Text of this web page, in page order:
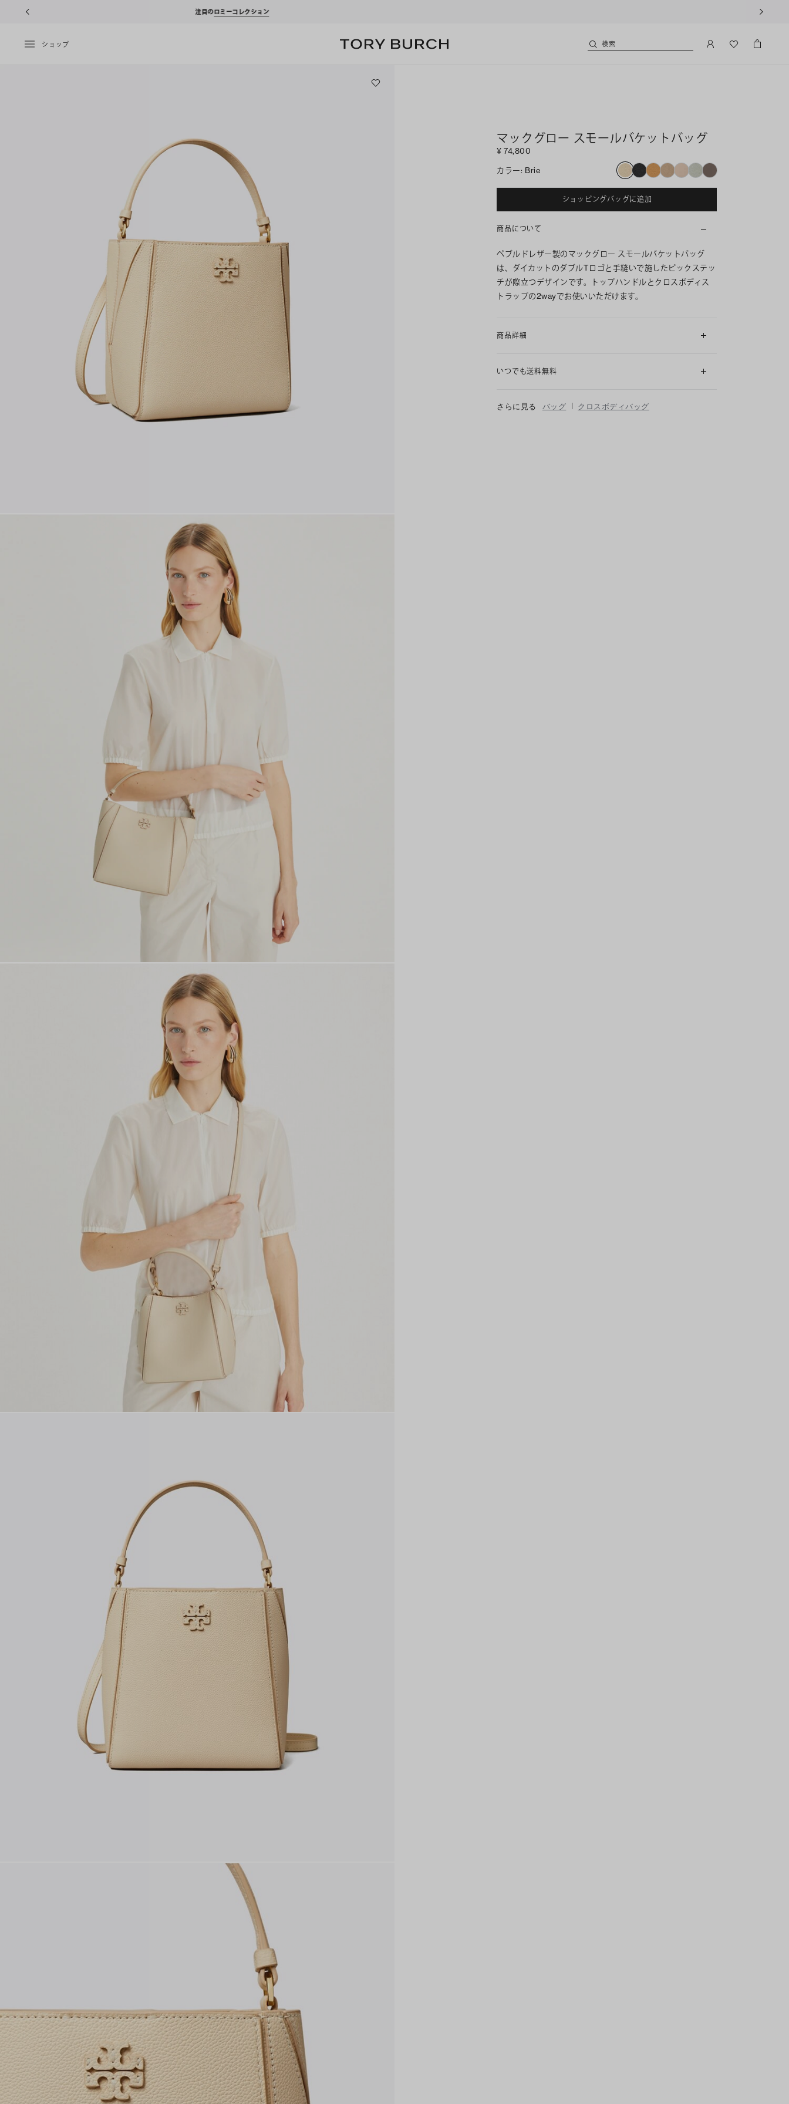
10%OFFクーポンをプレゼント！
ショップ 検索
マックグロー スモールバケットバッグ
¥ 74,800
カラー: Brie
ショッピングバッグに追加
商品について
ペブルドレザー製のマックグロー スモールバケットバッグ
は、ダイカットのダブルTロゴと手縫いで施したピックステッ
チが際立つデザインです。トップハンドルとクロスボディス
トラップの2wayでお使いいただけます。
商品詳細
いつでも送料無料
さらに見る バッグ | クロスボディバッグ